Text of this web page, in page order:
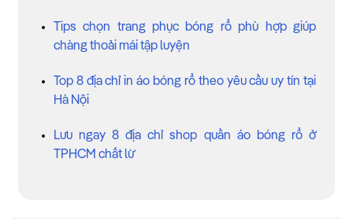
Tips chọn trang phục bóng rổ phù hợp giúp
chàng thoải mái tập luyện
Top 8 địa chỉ in áo bóng rổ theo yêu cầu uy tín tại
Hà Nội
Lưu ngay 8 địa chỉ shop quần áo bóng rổ ở
TPHCM chất lừ